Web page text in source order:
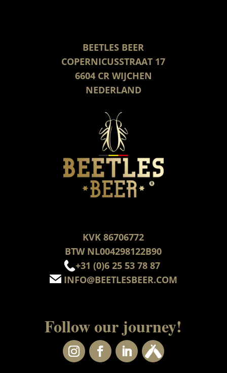
BEETLES BEER
COPERNICUSSTRAAT 17
6604 CR WIJCHEN
NEDERLAND
KVK 86706772
BTW NL004298122B90
+31 (0)6 25 53 78 87
INFO@BEETLESBEER.COM
Follow our journey!